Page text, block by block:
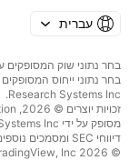
עברית
בחר נתוני שוק המסופקים
Research Systems Inc.‏
מסופק על ידי FactSet Research Systems Inc. כל הזכויות שמורות.
דיווחי SEC ומסמכים נוספים מסופקים על ידי
© 2026 ‏TradingView, Inc.‏